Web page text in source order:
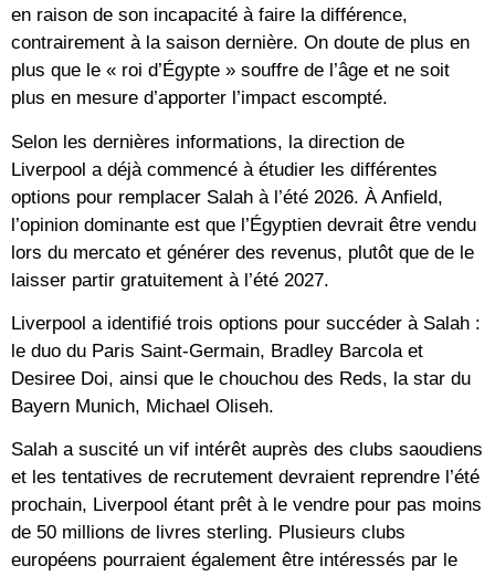
en raison de son incapacité à faire la différence,
contrairement à la saison dernière. On doute de plus en
plus que le « roi d’Égypte » souffre de l’âge et ne soit
plus en mesure d’apporter l’impact escompté.
Selon les dernières informations, la direction de
Liverpool a déjà commencé à étudier les différentes
options pour remplacer Salah à l’été 2026. À Anfield,
l’opinion dominante est que l’Égyptien devrait être vendu
lors du mercato et générer des revenus, plutôt que de le
laisser partir gratuitement à l’été 2027.
Liverpool a identifié trois options pour succéder à Salah :
le duo du Paris Saint-Germain, Bradley Barcola et
Desiree Doi, ainsi que le chouchou des Reds, la star du
Bayern Munich, Michael Oliseh.
Salah a suscité un vif intérêt auprès des clubs saoudiens
et les tentatives de recrutement devraient reprendre l’été
prochain, Liverpool étant prêt à le vendre pour pas moins
de 50 millions de livres sterling. Plusieurs clubs
européens pourraient également être intéressés par le